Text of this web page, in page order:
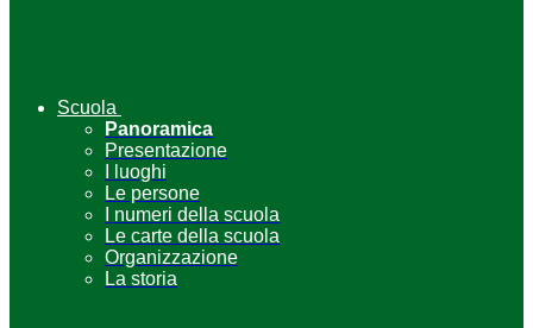
Scuola
Panoramica
Presentazione
I luoghi
Le persone
I numeri della scuola
Le carte della scuola
Organizzazione
La storia